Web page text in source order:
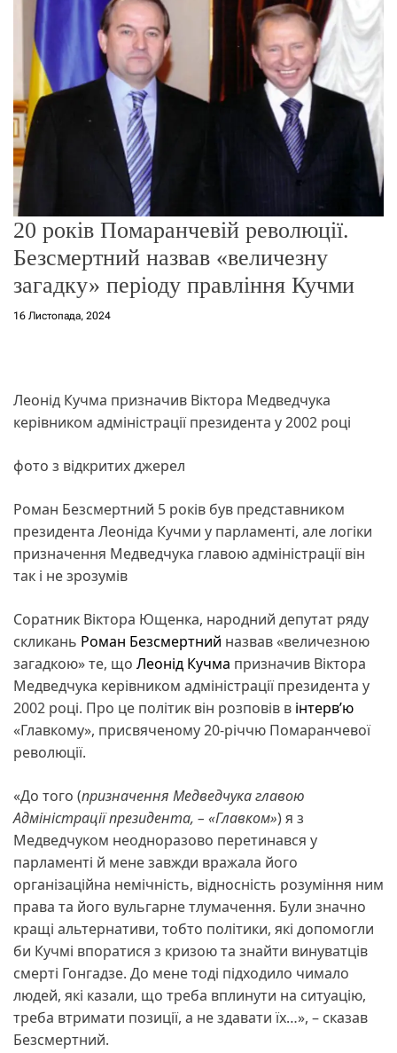
о
р
е
ж
и
м
20 років Помаранчевій революції.
Безсмертний назвав «величезну
загадку» періоду правління Кучми
16 Листопада, 2024
Леонід Кучма призначив Віктора Медведчука
керівником адміністрації президента у 2002 році
фото з відкритих джерел
Роман Безсмертний 5 років був представником
президента Леоніда Кучми у парламенті, але логіки
призначення Медведчука главою адміністрації він
так і не зрозумів
Соратник Віктора Ющенка, народний депутат ряду
скликань Роман Безсмертний назвав «величезною
загадкою» те, що Леонід Кучма призначив Віктора
Медведчука керівником адміністрації президента у
2002 році. Про це політик він розповів в інтерв’ю
«Главкому», присвяченому 20-річчю Помаранчевої
революції.
«До того (призначення Медведчука главою
Адміністрації президента, – «Главком») я з
Медведчуком неодноразово перетинався у
парламенті й мене завжди вражала його
організаційна немічність, відносність розуміння ним
права та його вульгарне тлумачення. Були значно
кращі альтернативи, тобто політики, які допомогли
би Кучмі впоратися з кризою та знайти винуватців
смерті Гонгадзе. До мене тоді підходило чимало
людей, які казали, що треба вплинути на ситуацію,
треба втримати позиції, а не здавати їх…», – сказав
Безсмертний.